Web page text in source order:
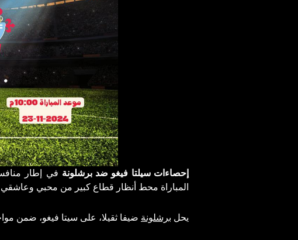
إحصاءات سيلتا فيغو ضد برشلونة في إطار
المباراة محط أنظار قطاع كبير من محبي
يحل برشلونة ضيفا ثقيلا، على سيتا فيغو، ضمن مواجهات الجولة